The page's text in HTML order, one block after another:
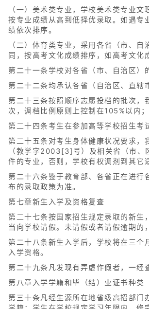
（一）美术类专业，学校美术类专业
按专业成绩从高到低择优录取。如遇
绩依次排序。
（二）体育类专业，采用各省（市、
同，按高考文化成绩排序，如高考文化
第二十一条学校对各省（市、自治区）
第二十二条均承认各省（自治区、直辖
第二十三条按照顺序志愿投档的批次
次，调档比例原则上控制在105%以内
第二十四条考生在参加高等学校招生考
第二十五条对考生身体健康状况要求，
（教学字2003[3]号）及相关省（市、
件的专业，否则，学校有权调剂到其它
第二十六条鉴于教育部、各省正在进
布的录取政策为准。
第七章新生入学及资格复查
第二十七条按国家招生规定录取的新
当向学校请假。未请假或者请假逾期的
第二十八条新生入学后，学校将在三
入学资格。
第二十九条凡发现有弄虚作假者，一经
第八章入学学籍和毕（结）业证书种类
第三十条凡经生源所在地省级高招部